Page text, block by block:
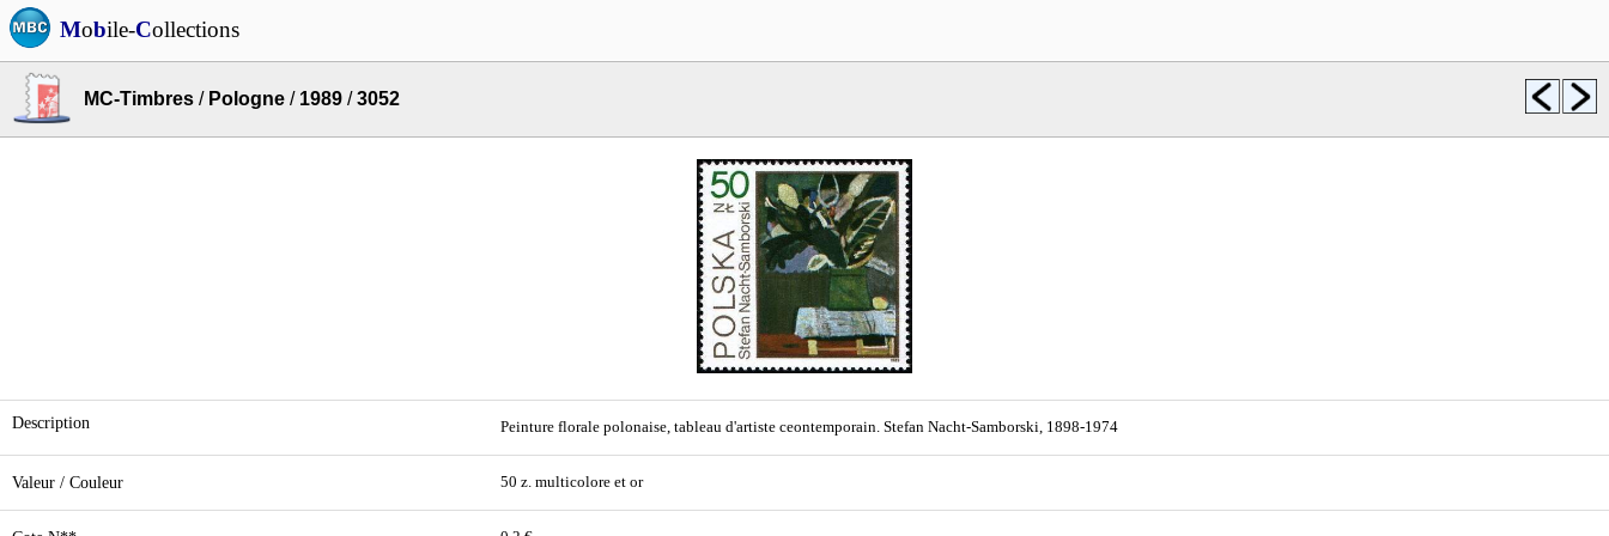
Mobile-Collections
MC-Timbres / Pologne / 1989 /3052
Description Peinture florale polonaise, tableau d'artiste ceontemporain. Stefan Nacht-Samborski, 1898-1974
Valeur / Couleur 50 z. multicolore et or